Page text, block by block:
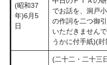
(昭和37
年)6月5
日
でお話を、洞戸
の作詞を二つ御
いただきません
うかに付手紙)(封
(二十二・二十三